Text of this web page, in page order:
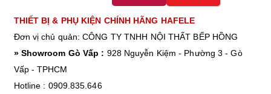
THIẾT BỊ & PHỤ KIỆN CHÍNH HÃNG HAFELE
Đơn vị chủ quản: CÔNG TY TNHH NỘI THẤT BẾP HỒNG
» Showroom Gò Vấp : 928 Nguyễn Kiệm - Phường 3 - Gò
Vấp - TPHCM
Hotline : 0909.835.646